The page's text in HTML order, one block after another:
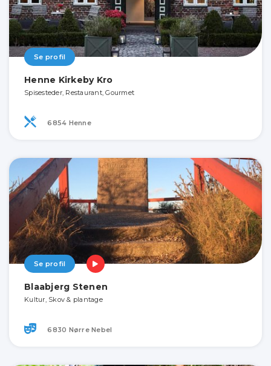
Se profil
Henne Kirkeby Kro
Spisesteder, Restaurant, Gourmet
6854 Henne
Se profil
Blaabjerg Stenen
Kultur, Skov & plantage
6830 Nørre Nebel